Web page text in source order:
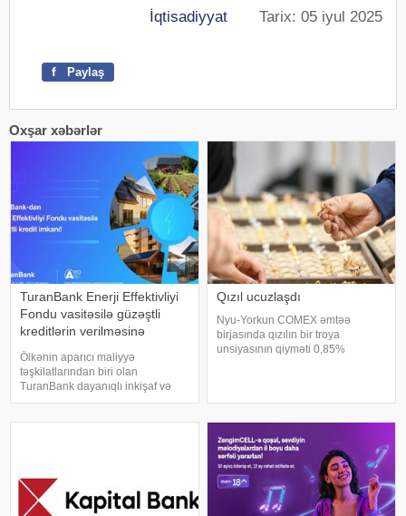
İqtisadiyyat Tarix: 05 iyul 2025
f Paylaş
Oxşar xəbərlər
TuranBank Enerji Effektivliyi
Fondu vasitəsilə güzəştli
kreditlərin verilməsinə
başladı
Ölkənin aparıcı maliyyə
təşkilatlarından biri olan
TuranBank dayanıqlı inkişaf və
yaşıl iqtisadiyyatın
Qızıl ucuzlaşdı
Nyu-Yorkun COMEX əmtəə
birjasında qızılın bir troya
unsiyasının qiyməti 0,85%
qiyməti də 2,3% azalara